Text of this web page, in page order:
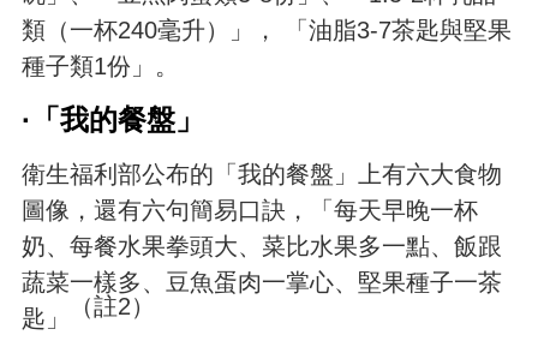
類（一杯240毫升）」， 「油脂3-7茶匙與堅果
種子類1份」。
·「我的餐盤」
衛生福利部公布的「我的餐盤」上有六大食物
圖像，還有六句簡易口訣，「每天早晚一杯
奶、每餐水果拳頭大、菜比水果多一點、飯跟
蔬菜一樣多、豆魚蛋肉一掌心、堅果種子一茶
匙」
（註2）